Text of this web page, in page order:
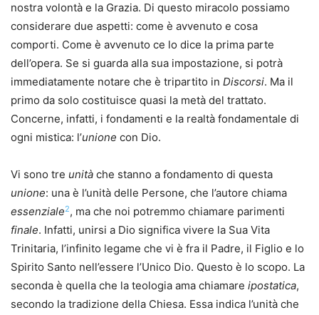
nostra volontà e la Grazia. Di questo miracolo possiamo
considerare due aspetti: come è avvenuto e cosa
comporti. Come è avvenuto ce lo dice la prima parte
dell’opera. Se si guarda alla sua impostazione, si potrà
immediatamente notare che è tripartito in Discorsi. Ma il
primo da solo costituisce quasi la metà del trattato.
Concerne, infatti, i fondamenti e la realtà fondamentale di
ogni mistica: l’unione con Dio.
Vi sono tre unità che stanno a fondamento di questa
unione: una è l’unità delle Persone, che l’autore chiama
essenziale2, ma che noi potremmo chiamare parimenti
finale. Infatti, unirsi a Dio significa vivere la Sua Vita
Trinitaria, l’infinito legame che vi è fra il Padre, il Figlio e lo
Spirito Santo nell’essere l’Unico Dio. Questo è lo scopo. La
seconda è quella che la teologia ama chiamare ipostatica,
secondo la tradizione della Chiesa. Essa indica l’unità che